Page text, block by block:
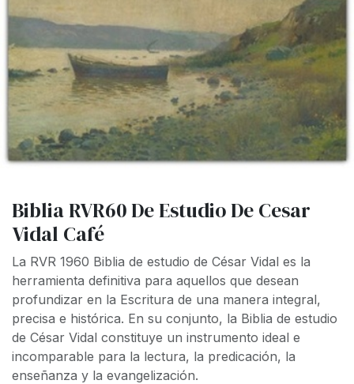
Biblia RVR60 De Estudio De Cesar
Vidal Café
La RVR 1960 Biblia de estudio de César Vidal es la
herramienta definitiva para aquellos que desean
profundizar en la Escritura de una manera integral,
precisa e histórica. En su conjunto, la Biblia de estudio
de César Vidal constituye un instrumento ideal e
incomparable para la lectura, la predicación, la
enseñanza y la evangelización.